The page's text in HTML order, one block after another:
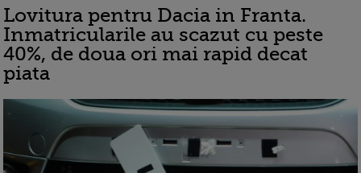
Lovitura pentru Dacia in Franta.
Inmatricularile au scazut cu peste
40%, de doua ori mai rapid decat
piata